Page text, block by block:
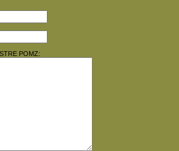
POMZ: